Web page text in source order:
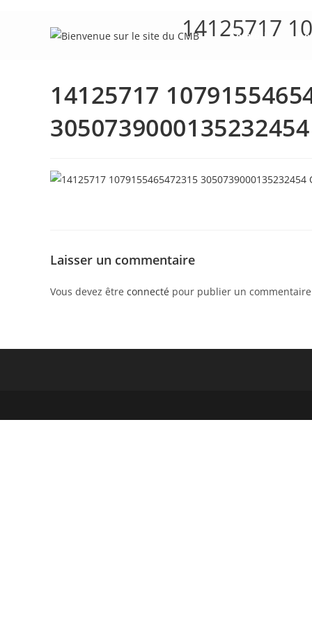
Accueil
14125717
14125717
Laisser un commentaire
Vous devez être connecté pour publier un